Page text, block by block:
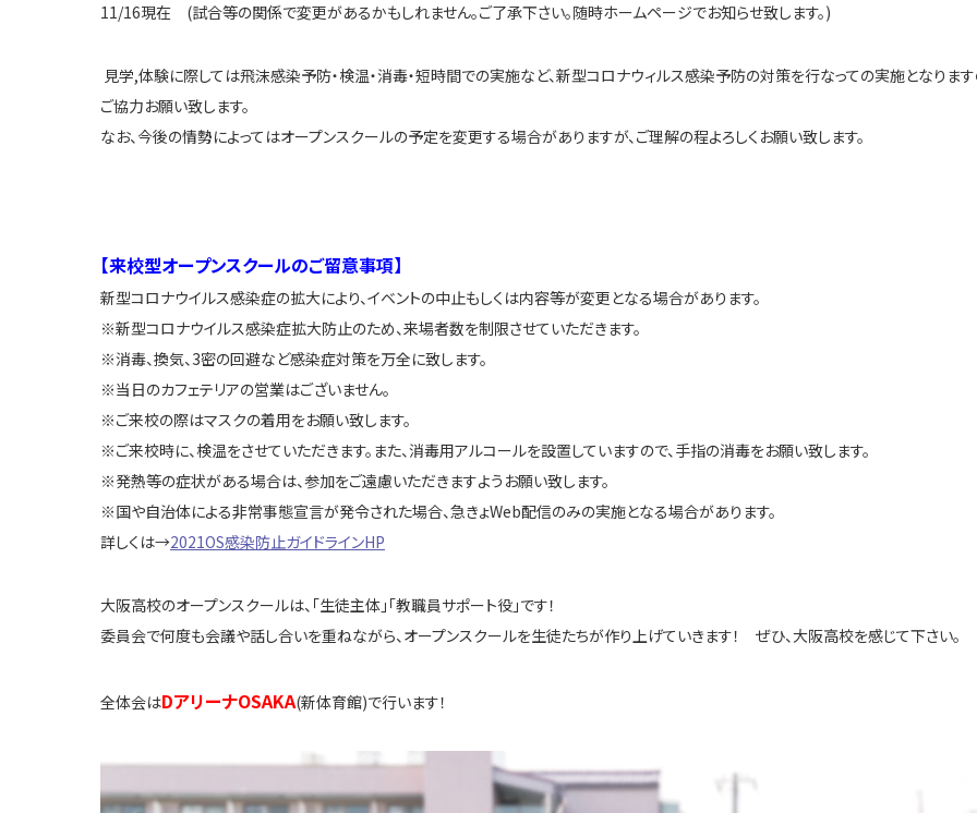
11/16現在 (試合等の関係で変更があるかもしれません。ご了承下さい。随時ホームページでお知らせ致します。)
見学,体験に際しては飛沫感染予防・検温・消毒・短時間での実施など、新型コロナウィルス感染予防の対策を行なっての実施となります
ご協力お願い致します。
なお、今後の情勢によってはオープンスクールの予定を変更する場合がありますが、ご理解の程よろしくお願い致します。
【来校型オープンスクールのご留意事項】
新型コロナウイルス感染症の拡大により、イベントの中止もしくは内容等が変更となる場合があります。
※新型コロナウイルス感染症拡大防止のため、来場者数を制限させていただきます。
※消毒、換気、3密の回避など感染症対策を万全に致します。
※当日のカフェテリアの営業はございません。
※ご来校の際はマスクの着用をお願い致します。
※ご来校時に、検温をさせていただきます。また、消毒用アルコールを設置していますので、手指の消毒をお願い致します。
※発熱等の症状がある場合は、参加をご遠慮いただきますようお願い致します。
※国や自治体による非常事態宣言が発令された場合、急きょWeb配信のみの実施となる場合があります。
詳しくは→2021OS感染防止ガイドラインHP
大阪高校のオープンスクールは、「生徒主体」「教職員サポート役」です！
委員会で何度も会議や話し合いを重ねながら、オープンスクールを生徒たちが作り上げていきます！ ぜひ、大阪高校を感じて下さい。
全体会はDアリーナOSAKA(新体育館)で行います！